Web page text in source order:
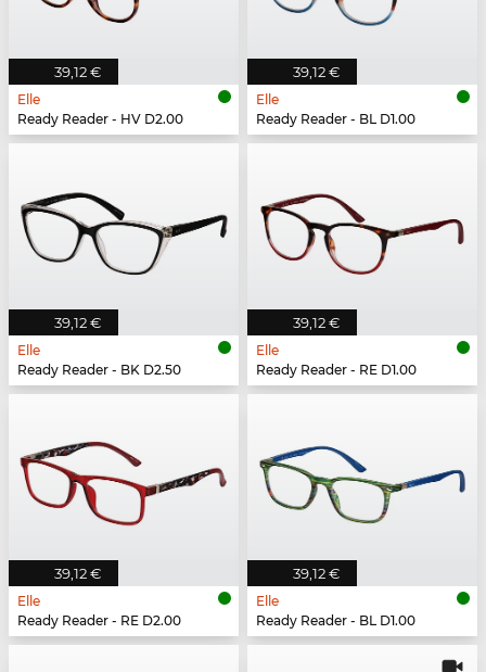
39,12 €
Elle
Ready Reader - HV D2.00
39,12 €
Elle
Ready Reader - BL D1.00
39,12 €
Elle
Ready Reader - BK D2.50
39,12 €
Elle
Ready Reader - RE D1.00
39,12 €
Elle
Ready Reader - RE D2.00
39,12 €
Elle
Ready Reader - BL D1.00